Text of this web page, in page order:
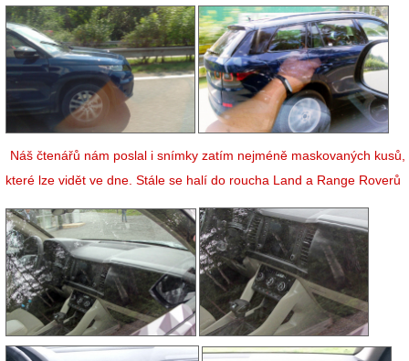
Náš čtenářů nám poslal i snímky zatím nejméně maskovaných kusů,
které lze vidět ve dne. Stále se halí do roucha Land a Range Roverů